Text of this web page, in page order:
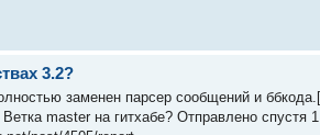
3.2?
заменен парсер сообщений и
master на гитхабе? Отправлено